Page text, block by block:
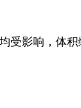
影响，体积